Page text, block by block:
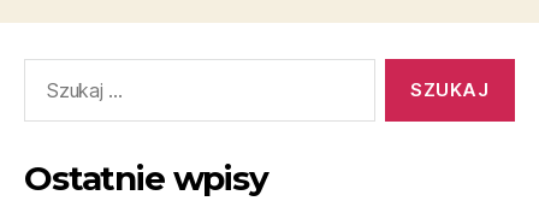
Ostatnie wpisy